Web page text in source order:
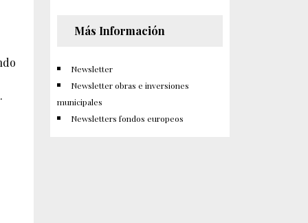
Más Información
Newsletter
Newsletter obras e inversiones
municipales
Newsletters fondos europeos